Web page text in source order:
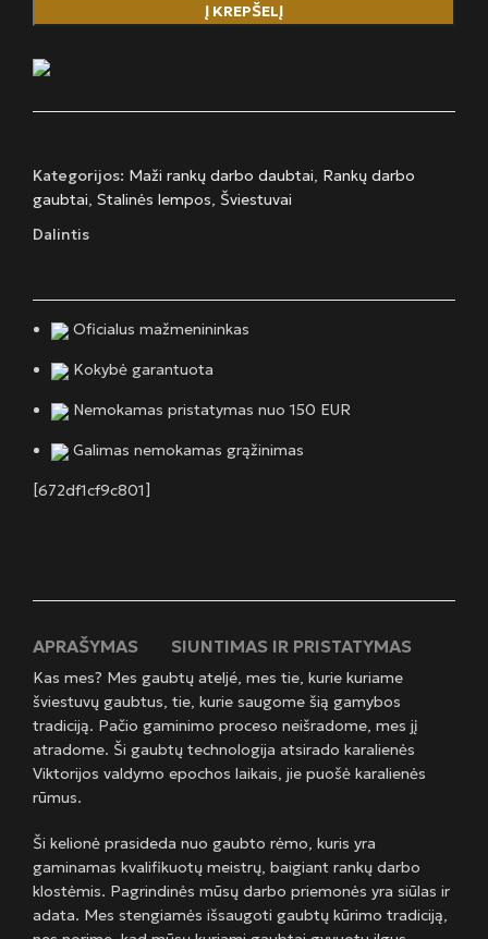
Į KREPŠELĮ
Kategorijos: Maži rankų darbo daubtai, Rankų darbo
gaubtai, Stalinės lempos, Šviestuvai
Dalintis
Oficialus mažmenininkas
Kokybė garantuota
Nemokamas pristatymas nuo 150 EUR
Galimas nemokamas grąžinimas
[672df1cf9c801]
APRAŠYMAS SIUNTIMAS IR PRISTATYMAS
Kas mes? Mes gaubtų ateljé, mes tie, kurie kuriame
šviestuvų gaubtus, tie, kurie saugome šią gamybos
tradiciją. Pačio gaminimo proceso neišradome, mes jį
atradome. Ši gaubtų technologija atsirado karalienės
Viktorijos valdymo epochos laikais, jie puošė karalienės
rūmus.
Ši kelionė prasideda nuo gaubto rėmo, kuris yra
gaminamas kvalifikuotų meistrų, baigiant rankų darbo
klostėmis. Pagrindinės mūsų darbo priemonės yra siūlas ir
adata. Mes stengiamės išsaugoti gaubtų kūrimo tradiciją,